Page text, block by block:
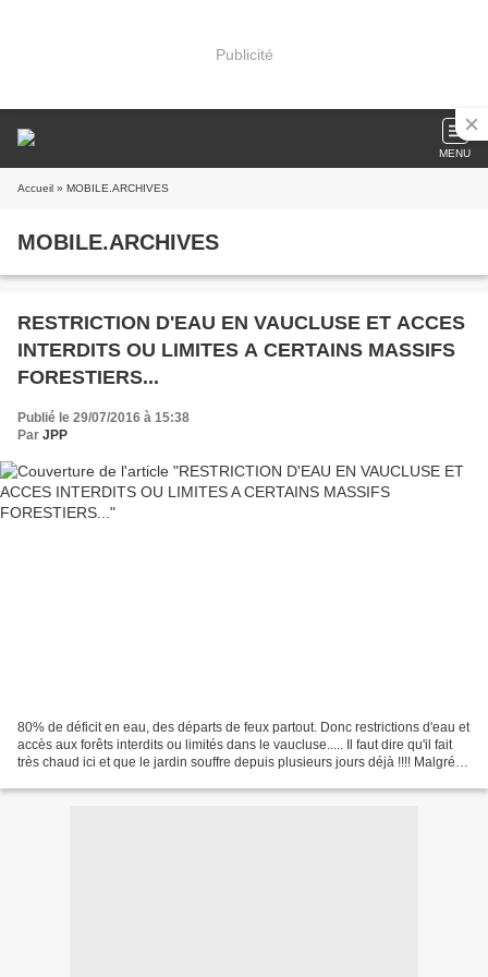
Publicité
MENU
Accueil » MOBILE.ARCHIVES
MOBILE.ARCHIVES
RESTRICTION D'EAU EN VAUCLUSE ET ACCES
INTERDITS OU LIMITES A CERTAINS MASSIFS
FORESTIERS...
Publié le 29/07/2016 à 15:38
Par JPP
80% de déficit en eau, des départs de feux partout. Donc restrictions d'eau et
accès aux forêts interdits ou limités dans le vaucluse..... Il faut dire qu'il fait
très chaud ici et que le jardin souffre depuis plusieurs jours déjà !!!! Malgré